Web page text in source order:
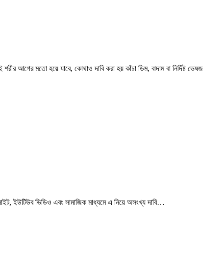
আগের মতো হয়ে যাবে, কোথাও দাবি করা হয় কাঁচা ডিম, বাদাম বা নির্দিষ্ট ভেষজ
ইউটিউব ভিডিও এবং সামাজিক মাধ্যমে এ নিয়ে অসংখ্য দাবি…